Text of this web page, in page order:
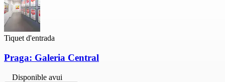
Tiquet d'entrada
Praga: Galeria Central
Disponible avui